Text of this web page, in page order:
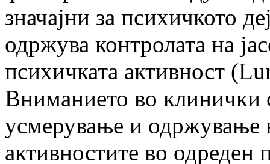
значајни за психичкото
одржува контролата на
психичката активност
Вниманието во клинички
усмерување и одржување
активностите во одреден